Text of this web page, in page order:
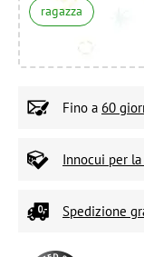
ragazza
Fino a 60
Innocui per
Spedizione